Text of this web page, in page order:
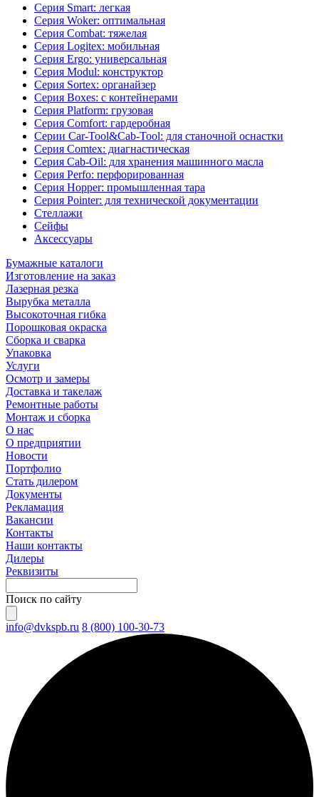
Серия Smart: легкая
Серия Woker: оптимальная
Серия Combat: тяжелая
Серия Logitex: мобильная
Серия Ergo: универсальная
Серия Modul: конструктор
Серия Sortex: органайзер
Серия Boxes: с контейнерами
Серия Platform: грузовая
Серия Comfort: гардеробная
Серии Car-Tool&Cab-Tool: для станочной оснастки
Серия Comtex: диагнастическая
Серия Cab-Oil: для хранения машинного масла
Серия Perfo: перфорированная
Серия Hopper: промышленная тара
Серия Pointer: для технической документации
Стеллажи
Сейфы
Аксессуары
Бумажные каталоги
Изготовление на заказ
Лазерная резка
Вырубка металла
Высокоточная гибка
Порошковая окраска
Сборка и сварка
Упаковка
Услуги
Осмотр и замеры
Доставка и такелаж
Ремонтные работы
Монтаж и сборка
О нас
О предприятии
Новости
Портфолио
Стать дилером
Документы
Рекламация
Вакансии
Контакты
Наши контакты
Дилеры
Реквизиты
Поиск по сайту
info@dvkspb.ru 8 (800) 100-30-73